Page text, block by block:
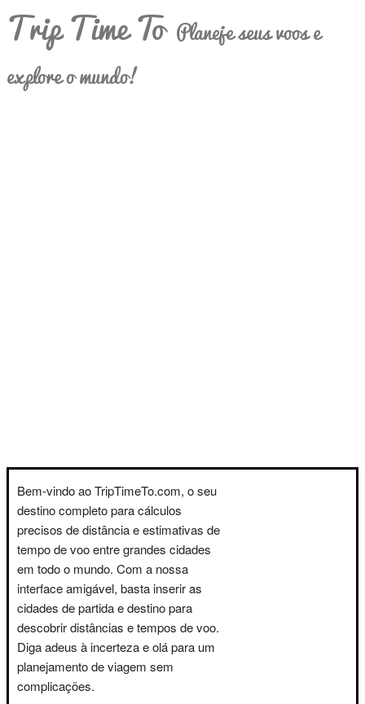
Trip Time To Planeje seus voos e
explore o mundo!
Bem-vindo ao TripTimeTo.com, o seu
destino completo para cálculos
precisos de distância e estimativas de
tempo de voo entre grandes cidades
em todo o mundo. Com a nossa
interface amigável, basta inserir as
cidades de partida e destino para
descobrir distâncias e tempos de voo.
Diga adeus à incerteza e olá para um
planejamento de viagem sem
complicações.